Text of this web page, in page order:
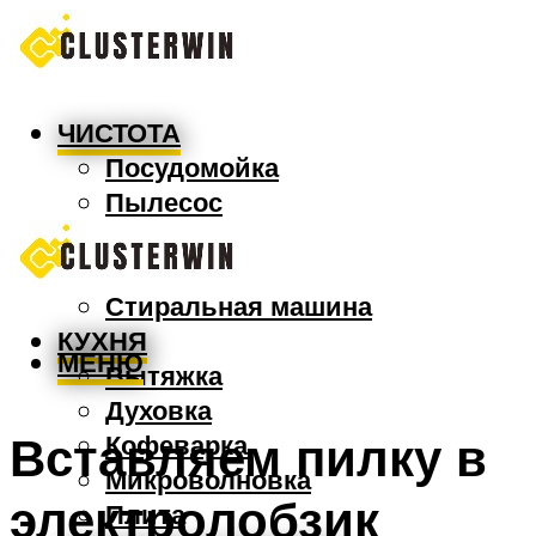
ЧИСТОТА
Посудомойка
Пылесос
Утюг
Швабра
Стиральная машина
КУХНЯ
Вытяжка
Духовка
Кофеварка
Микроволновка
Плита
МЕНЮ
Вставляем пилку в
электролобзик